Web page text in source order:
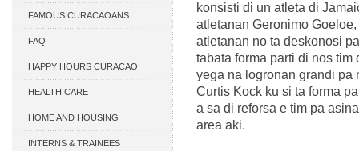
ASSOCIATIONS
FAMOUS CURACAOANS
FAQ
HAPPY HOURS CURACAO
HEALTH CARE
HOME AND HOUSING
INTERNS & TRAINEES
konsisti di un atleta di
atletanan Geronimo
atletanan no ta deskonosi
tabata forma parti di nos
yega na logronan grandi pa
Curtis Kock ku si ta forma
a sa di reforsa e tim pa
area aki.